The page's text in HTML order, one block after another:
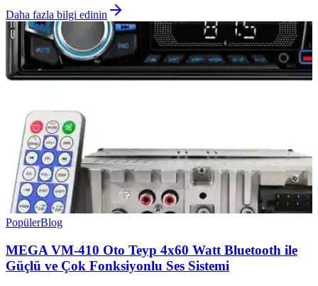
Daha fazla bilgi edinin
PopülerBlog
MEGA VM-410 Oto Teyp 4x60 Watt Bluetooth ile
Güçlü ve Çok Fonksiyonlu Ses Sistemi